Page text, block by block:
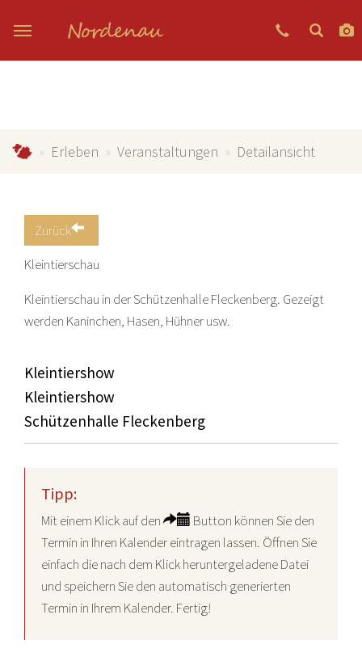
Nordenau.de
Erleben Veranstaltungen Detailansicht
Zurück
Kleintierschau
Kleintierschau in der Schützenhalle Fleckenberg. Gezeigt
werden Kaninchen, Hasen, Hühner usw.
Kleintiershow
Kleintiershow
Schützenhalle Fleckenberg
Tipp:
Mit einem Klick auf den
Button können Sie den
Termin in Ihren Kalender eintragen lassen. Öffnen Sie
einfach die nach dem Klick heruntergeladene Datei
und speichern Sie den automatisch generierten
Termin in Ihrem Kalender. Fertig!